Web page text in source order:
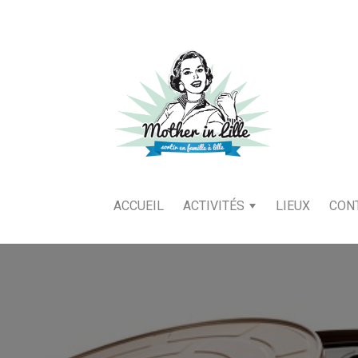
ACCUEIL ACTIVITÉS LIEUX